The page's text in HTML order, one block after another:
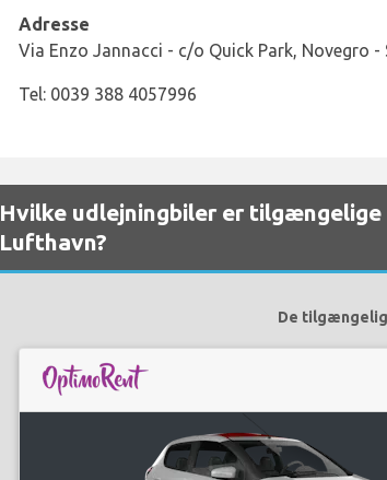
Adresse
Via Enzo Jannacci - c/o Quick Park, Novegro -
Tel: 0039 388 4057996
Hvilke udlejningbiler er
Lufthavn?
De